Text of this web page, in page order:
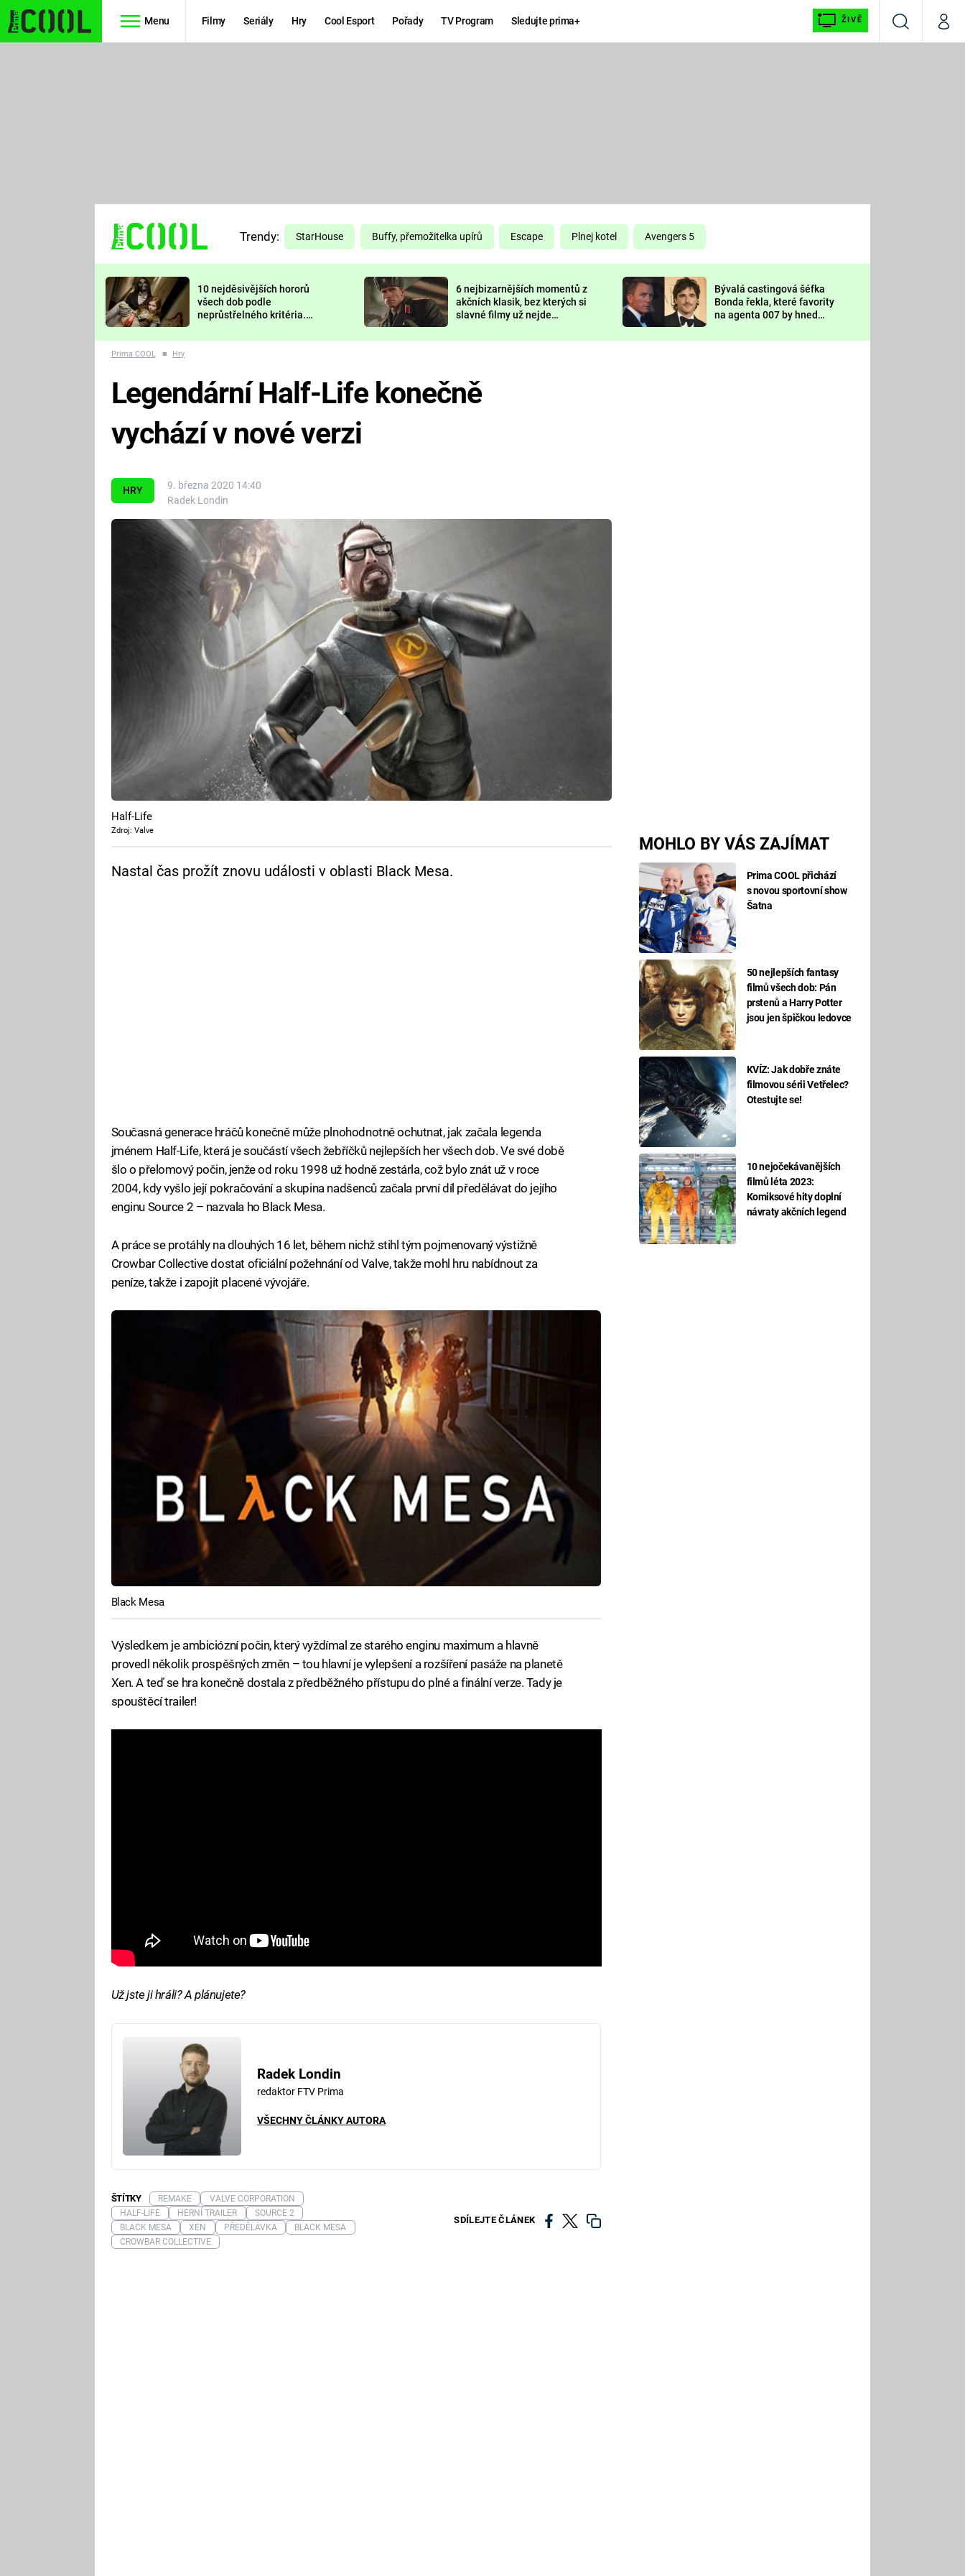
Menu Filmy Seriály Hry Cool Esport Pořady TV Program Sledujte prima+ ŽIVĚ
VyhledáváníMůj
TŘESKU
FUTURAMA
PREDÁTOR
DELIVERANCE
KOMEDIE
CHUCK
NORRIS
DEADPOOL
Prima LAJK
Sledujte nás
Trendy: StarHouse Buffy, přemožitelka upírů Escape Plnej kotel Avengers 5
10 nejděsivějších hororů
všech dob podle
neprůstřelného kritéria.
nejvíc zvednou tep?
6 nejbizarnějších momentů z
akčních klasik, bez kterých si
slavné filmy už nejde
Bývalá castingová šéfka
Bonda řekla, které favority
na agenta 007 by hned
Prima COOL ■ Hry
HRY
9. března 2020 14:40
Radek Londin
MOHLO BY VÁS ZAJÍMAT
Prima COOL přichází
s novou sportovní show
Šatna
50 nejlepších fantasy
filmů všech dob: Pán
prstenů a Harry Potter
jsou jen špičkou ledovce
KVÍZ: Jak dobře znáte
filmovou sérii Vetřelec?
Otestujte se!
10 nejočekávanějších
filmů léta 2023:
Komiksové hity doplní
návraty akčních legend
Legendární Half-Life konečně
vychází v nové verzi
Half-Life
Zdroj: Valve
Nastal čas prožít znovu události v oblasti Black Mesa.
Současná generace hráčů konečně může plnohodnotně ochutnat, jak začala legenda
jménem Half-Life, která je součástí všech žebříčků nejlepších her všech dob. Ve své době
šlo o přelomový počin, jenže od roku 1998 už hodně zestárla, což bylo znát už v roce
2004, kdy vyšlo její pokračování a skupina nadšenců začala první díl předělávat do jejího
enginu Source 2 – nazvala ho Black Mesa.
A práce se protáhly na dlouhých 16 let, během nichž stihl tým pojmenovaný výstižně
Crowbar Collective dostat oficiální požehnání od Valve, takže mohl hru nabídnout za
peníze, takže i zapojit placené vývojáře.
Black Mesa
Výsledkem je ambiciózní počin, který vyždímal ze starého enginu maximum a hlavně
provedl několik prospěšných změn – tou hlavní je vylepšení a rozšíření pasáže na planetě
Xen. A teď se hra konečně dostala z předběžného přístupu do plné a finální verze. Tady je
spouštěcí trailer!
Už jste ji hráli? A plánujete?
Radek Londin
redaktor FTV Prima
VŠECHNY ČLÁNKY AUTORA
SDÍLEJTE ČLÁNEK
ŠTÍTKY REMAKE
VALVE CORPORATION
HALF-LIFE
HERNÍ TRAILER
SOURCE 2
BLACK MESA
XEN PŘEDĚLÁVKA
BLACK MESA
CROWBAR COLLECTIVE